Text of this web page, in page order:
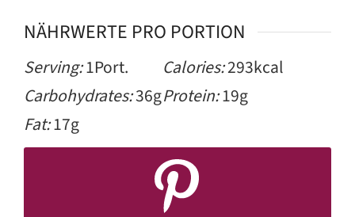
NÄHRWERTE PRO PORTION
Serving:1Port. Calories:293kcal
Carbohydrates:36gProtein:19g
Fat:17g